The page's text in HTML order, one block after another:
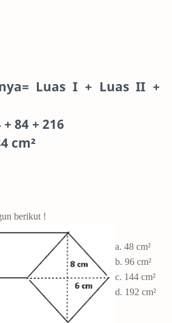
Luas I + Luas II +
+ 216
berikut !
a. 48 cm²
b. 96 cm²
c. 144 cm²
d. 192 cm²